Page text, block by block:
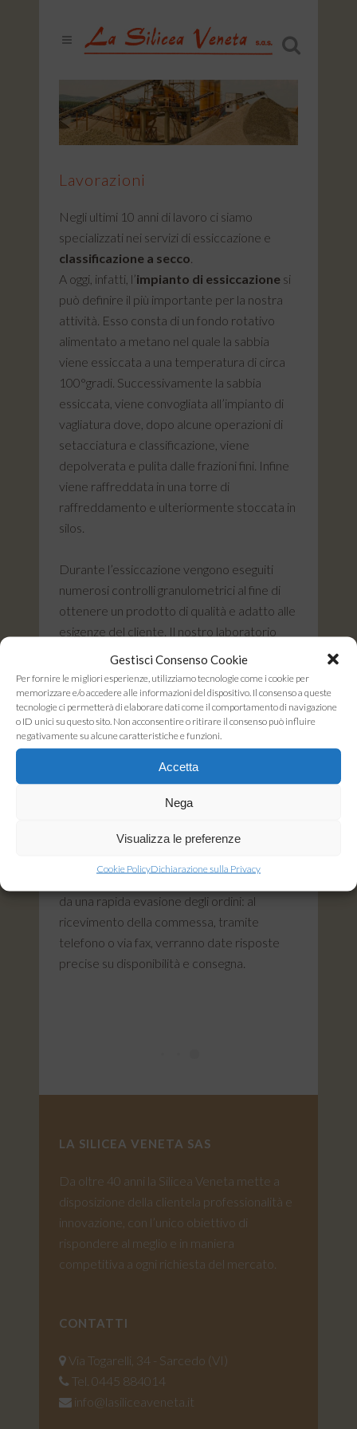
Gestisci Consenso Cookie
Per fornire le migliori esperienze, utilizziamo tecnologie come i cookie per
memorizzare e/o accedere alle informazioni del dispositivo. Il consenso a queste
tecnologie ci permetterà di elaborare dati come il comportamento di navigazione
o ID unici su questo sito. Non acconsentire o ritirare il consenso può influire
negativamente su alcune caratteristiche e funzioni.
Accetta
Nega
Visualizza le preferenze
Cookie PolicyDichiarazione sulla Privacy
Lavorazioni
Negli ultimi 10 anni di lavoro ci siamo
specializzati nei servizi di essiccazione e
classificazione a secco
A oggi, infatti, l’impianto di essiccazione si
può definire il più importante per la nostra
attività. Esso consta di un fondo rotativo
alimentato a metano nel quale la sabbia
viene essiccata a una temperatura di circa
100°gradi. Successivamente la sabbia
essiccata, viene convogliata all’impianto di
vagliatura dove, dopo alcune operazioni di
setacciatura e classificazione, viene
depolverata e pulita dalle frazioni fini. Infine
viene raffreddata in una torre di
raffreddamento e ulteriormente stoccata in
silos.
Durante l’essiccazione vengono eseguiti
numerosi controlli granulometrici al fine di
ottenere un prodotto di qualità e adatto alle
esigenze del cliente. Il nostro laboratorio
esegue numerosi test quali:
granulometria
perdita al fuoco, ph, richiesta acida ed altro.
La costanza qualitativa delle nostresabbie
essiccateè assicurata dunque dai numerosi
personalizzate su richiesta del cliente,
da una rapida evasione degli ordini: al
ricevimento della commessa, tramite
telefono o via fax, verranno date risposte
precise su disponibilità e consegna.
LA SILICEA VENETA SAS
Da oltre 40 anni la Silicea Veneta mette a
disposizione della clientela professionalità e
innovazione, con l’unico obiettivo di
rispondere al meglio e in maniera
competitiva a ogni richiesta del mercato.
CONTATTI
Via Togarelli, 34 - Sarcedo (VI)
Tel. 0445 884014
info@lasiliceaveneta.it